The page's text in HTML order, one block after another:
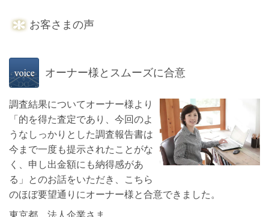
お客さまの声
オーナー様とスムーズに合意
調査結果についてオーナー様より
「的を得た査定であり、今回のよ
うなしっかりとした調査報告書は
今まで一度も提示されたことがな
く、申し出金額にも納得感があ
る」とのお話をいただき、こちら
のほぼ要望通りにオーナー様と合意できました。